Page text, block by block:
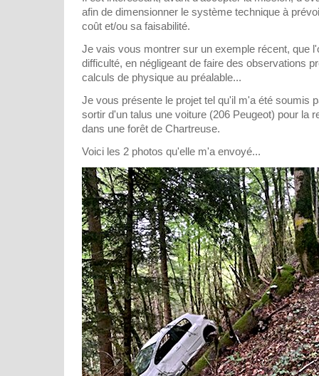
afin de dimensionner le système technique à
coût et/ou sa faisabilité.
Je vais vous montrer sur un exemple récent, que
difficulté, en négligeant de faire des observations
calculs de physique au préalable...
Je vous présente le projet tel qu'il m'a été soumis
sortir d'un talus une voiture (206 Peugeot) pour la
dans une forêt de Chartreuse.
Voici les 2 photos qu'elle m'a envoyé...